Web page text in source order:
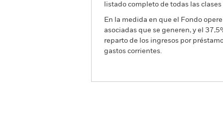
listado completo de todas las
En la medida en que el Fondo
asociadas que se generen, y el
reparto de los ingresos por
gastos corrientes.